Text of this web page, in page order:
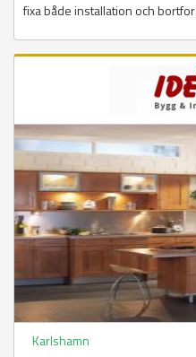
fixa både installation och
Karlshamn